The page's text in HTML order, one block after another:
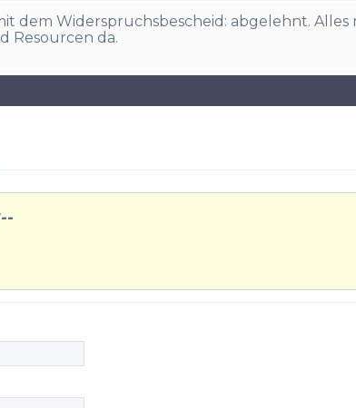
dem Widerspruchsbescheid: abgelehnt.
Resourcen da.